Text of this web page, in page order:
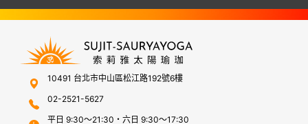
10491 台北市中山區松江路192號6樓
02-2521-5627
平日 9:30～21:30・六日 9:30～17:30